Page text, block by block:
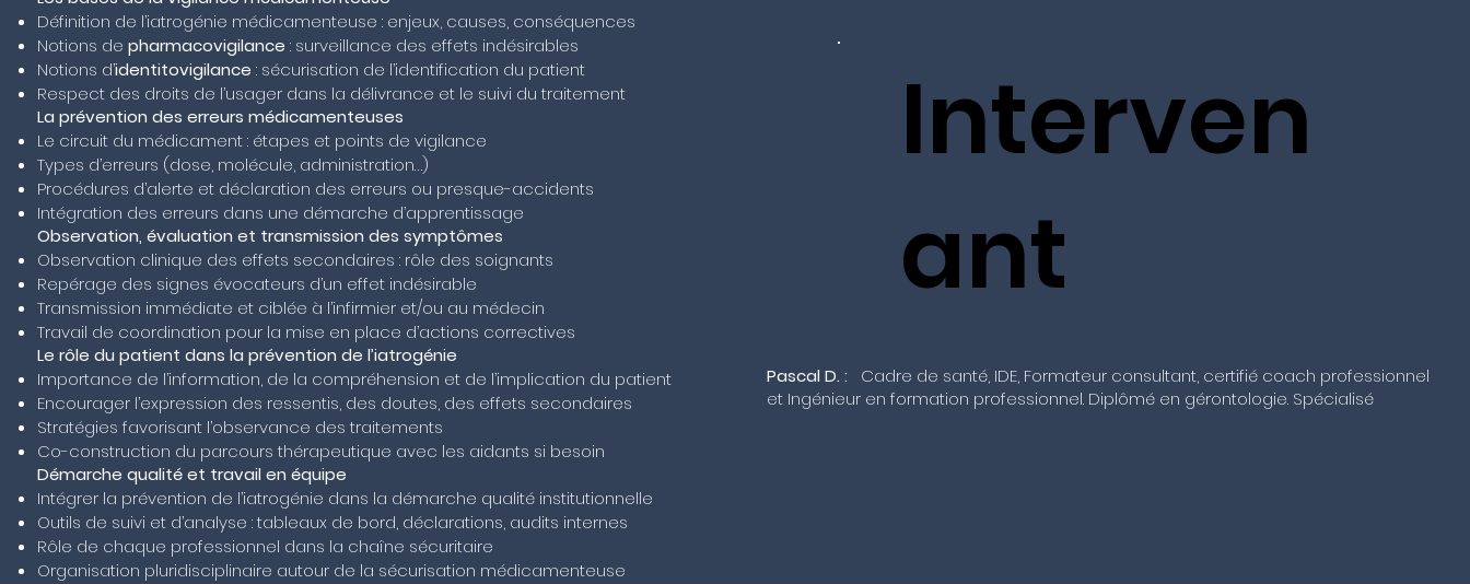
Définition de l’iatrogénie médicamenteuse : enjeux, causes, conséquences
Notions depharmacovigilance : surveillance des effets indésirables
Notions d’identitovigilance : sécurisation de l’identification du patient
Respect des droits de l’usager dans la délivrance et le suivi du traitement
La prévention des erreurs médicamenteuses
Le circuit du médicament : étapes et points de vigilance
Types d’erreurs (dose, molécule, administration…)
Procédures d’alerte et déclaration des erreurs ou presque-accidents
Intégration des erreurs dans une démarche d’apprentissage
Observation, évaluation et transmission des symptômes
Observation clinique des effets secondaires : rôle des soignants
Repérage des signes évocateurs d’un effet indésirable
Transmission immédiate et ciblée à l’infirmier et/ou au médecin
Travail de coordination pour la mise en place d’actions correctives
Le rôle du patient dans la prévention de l’iatrogénie
Importance de l’information, de la compréhension et de l’implication du patient
Encourager l’expression des ressentis, des doutes, des effets secondaires
Stratégies favorisant l’observance des traitements
Co-construction du parcours thérapeutique avec les aidants si besoin
Démarche qualité et travail en équipe
Intégrer la prévention de l’iatrogénie dans la démarche qualité institutionnelle
Outils de suivi et d’analyse : tableaux de bord, déclarations, audits internes
Rôle de chaque professionnel dans la chaîne sécuritaire
Organisation pluridisciplinaire autour de la sécurisation médicamenteuse
Interven
ant
Pascal D. :
Cadre de santé, IDE, Formateur consultant, certifié coach professionnel
et Ingénieur en formation professionnel. Diplômé en gérontologie. Spécialisé